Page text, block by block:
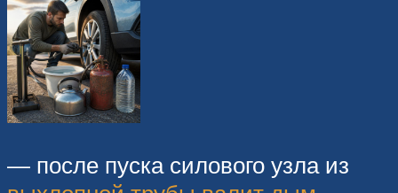
— после пуска силового узла из